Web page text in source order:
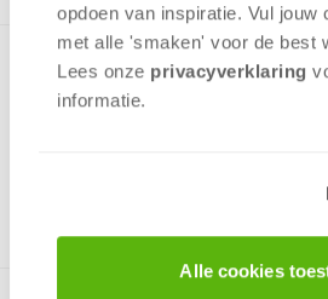
opdoen van inspiratie. Vul jouw
met alle 'smaken' voor de best
Lees onze privacyverklaring
informatie.
Alle cookies
Puzzel met een afbeelding van
uitdaging door het kleurgebruik en